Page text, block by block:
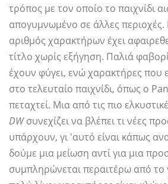
τρόπος με τον οποίο το παιχνίδι
απογυμνωμένο σε άλλες περιοχές.
αριθμός χαρακτήρων έχει
τίτλο χωρίς εξήγηση. Παλιά
έχουν φύγει, ενώ χαρακτήρες που
στο τελευταίο παιχνίδι, όπως ο
πεταχτεί. Μια από τις πιο
DWσυνεχίζει να βλέπει τι νέες
υπάρχουν, γι 'αυτό είναι κάπως
δούμε μια μείωση αντί για μια
συμπληρώνεται περαιτέρω από το